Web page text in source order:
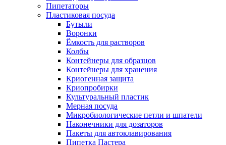
Пипетаторы
Пластиковая посуда
Бутыли
Воронки
Ёмкость для растворов
Колбы
Контейнеры для образцов
Контейнеры для хранения
Криогенная защита
Криопробирки
Культуральный пластик
Мерная посуда
Микробиологические петли и шпатели
Наконечники для дозаторов
Пакеты для автоклавирования
Пипетка Пастера